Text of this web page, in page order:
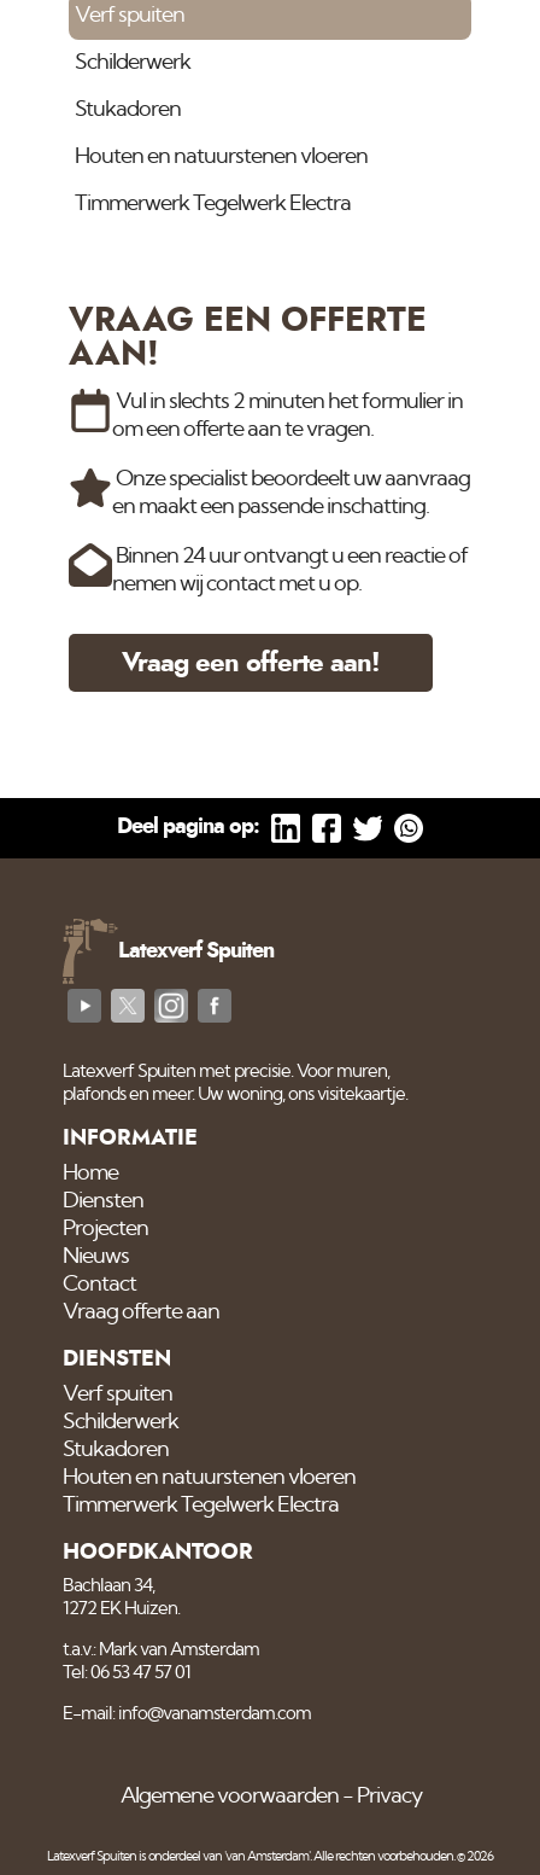
Verf spuiten
Schilderwerk
Stukadoren
Houten en natuurstenen vloeren
Timmerwerk Tegelwerk Electra
VRAAG EEN OFFERTE
AAN!
Vul in slechts 2 minuten het formulier in
om een offerte aan te vragen.
Onze specialist beoordeelt uw aanvraag
en maakt een passende inschatting.
Binnen 24 uur ontvangt u een reactie of
nemen wij contact met u op.
Vraag een offerte aan!
Deel pagina op:
Latexverf Spuiten
Latexverf Spuiten met precisie. Voor muren,
plafonds en meer. Uw woning, ons visitekaartje.
INFORMATIE
Home
Diensten
Projecten
Nieuws
Contact
Vraag offerte aan
DIENSTEN
Verf spuiten
Schilderwerk
Stukadoren
Houten en natuurstenen vloeren
Timmerwerk Tegelwerk Electra
HOOFDKANTOOR
Bachlaan 34,
1272 EK Huizen.
t.a.v.: Mark van Amsterdam
Tel: 06 53 47 57 01
E-mail: info@vanamsterdam.com
Algemene voorwaarden Privacy
Latexverf Spuiten is onderdeel van'van Amsterdam'. Alle rechten voorbehouden. © 2026